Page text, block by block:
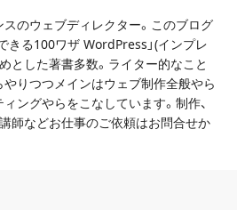
スのウェブディレクター。このブログ
きる100ワザ WordPress」(インプレ
とした著書多数。ライター的なこと
やりつつメインはウェブ制作全般やら
ングやらをこなしています。制作、
講師などお仕事のご依頼はお問合せか